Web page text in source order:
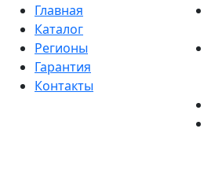
Главная
Каталог
Регионы
Гарантия
Контакты